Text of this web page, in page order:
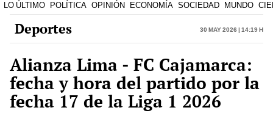
LO ÚLTIMO POLÍTICA OPINIÓN ECONOMÍA SOCIEDAD MUNDO
Deportes 30 May 2026 | 14:19 h
Alianza Lima - FC Cajamarca:
fecha y hora del partido por la
fecha 17 de la Liga 1 2026